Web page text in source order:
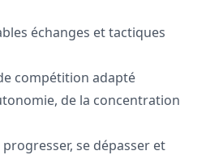
échanges et tactiques
compétition adapté
de la concentration
se dépasser et